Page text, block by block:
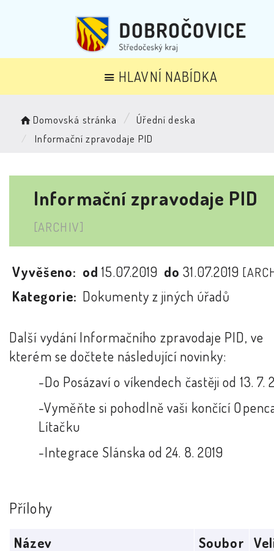
HLAVNÍ NABÍDKA
Domovská stránka
Úřední deska
Informační zpravodaje PID
Informační zpravodaje PID
[ARCHIV]
Vyvěšeno: od15.07.2019 do31.07.2019
Kategorie: Dokumenty z jiných úřadů
Další vydání Informačního zpravodaje PID, ve
kterém se dočtete následující novinky:
-Do Posázaví o víkendech častěji od 13. 7.
-Vyměňte si pohodlně vaši končící
Lítačku
-Integrace Slánska od 24. 8. 2019
Přílohy
Název Soubor